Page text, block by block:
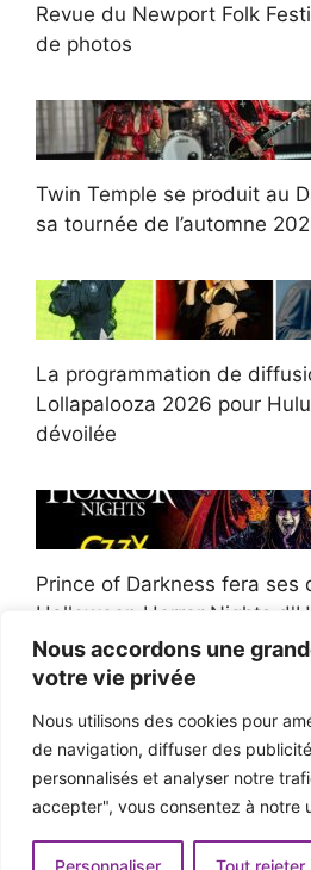
Nous accordons une
votre vie privée
Nous utilisons des cookies pour
de navigation, diffuser des
personnalisés et analyser notre
accepter", vous consentez à notre
Personnaliser Tout rejeter
Revue du Newport Folk
de photos
Twin Temple se produit au
sa tournée de l’automne
La programmation de
Lollapalooza 2026 pour
dévoilée
Prince of Darkness fera ses
Halloween Horror Nights
Afroman poursuit un policier
victoire du jury en